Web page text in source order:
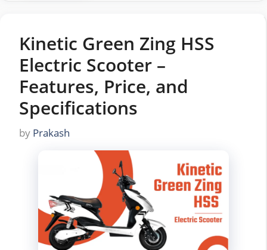
Kinetic Green Zing HSS
Electric Scooter –
Features, Price, and
Specifications
by Prakash